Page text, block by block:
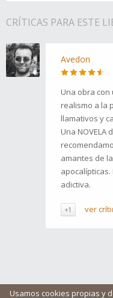
Usamos cookies propias y
CRÍTICAS PARA ESTE
Avedon
Una obra
realismo a la
llamativos y
Una
amantes de
adictiva.
+1 ver